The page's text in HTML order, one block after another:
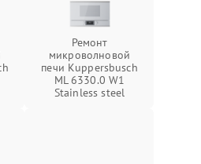
Ремонт
микроволновой
печи Kuppersbusch
ML 6330.0 W1
Stainless steel